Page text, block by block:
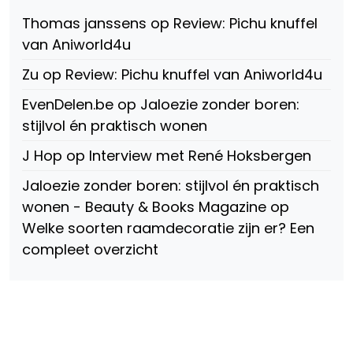
Facebook
Thomas janssens op Review: Pichu knuffel
van Aniworld4u
Zu op Review: Pichu knuffel van Aniworld4u
EvenDelen.be op Jaloezie zonder boren:
stijlvol én praktisch wonen
J Hop op Interview met René Hoksbergen
Jaloezie zonder boren: stijlvol én praktisch
wonen - Beauty & Books Magazine op
Welke soorten raamdecoratie zijn er? Een
compleet overzicht